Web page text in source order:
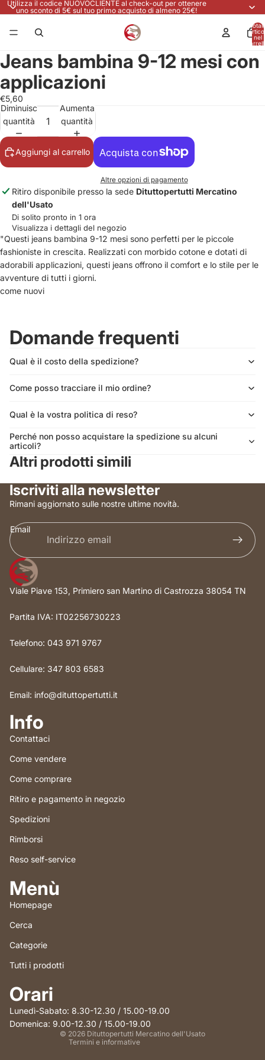
Utilizza il codice NUOVOCLIENTE al check-out per ottenere
uno sconto di 5€ sul tuo primo acquisto di almeno 25€!
nel
Jeans bambina 9-12 mesi con
applicazioni
€5,60
Diminuisci
quantità
Aumenta
quantità
Aggiungi al carrello
Altre opzioni di pagamento
Ritiro disponibile presso la sede Dituttopertutti Mercatino
dell'Usato
Di solito pronto in 1 ora
Visualizza i dettagli del negozio
"Questi jeans bambina 9-12 mesi sono perfetti per le piccole
fashioniste in crescita. Realizzati con morbido cotone e dotati di
adorabili applicazioni, questi jeans offrono il comfort e lo stile per le
avventure di tutti i giorni.
come nuovi
Domande frequenti
Qual è il costo della spedizione?
Come posso tracciare il mio ordine?
Qual è la vostra politica di reso?
Perché non posso acquistare la spedizione su alcuni
articoli?
Altri prodotti simili
Iscriviti alla newsletter
Rimani aggiornato sulle nostre ultime novità.
Email
Viale Piave 153, Primiero san Martino di Castrozza 38054 TN
Partita IVA: IT02256730223
Telefono: 043 971 9767
Cellulare: 347 803 6583
Email: info@dituttopertutti.it
Info
Contattaci
Come vendere
Come comprare
Ritiro e pagamento in negozio
Spedizioni
Rimborsi
Reso self-service
Menù
Homepage
Cerca
Categorie
Tutti i prodotti
Orari
Lunedì-Sabato: 8.30-12.30 / 15.00-19.00
Domenica: 9.00-12.30 / 15.00-19.00
© 2026 Dituttopertutti Mercatino dell'Usato
Termini e informative
Informativa sui rimborsi
Informativa sulla privacy
Termini e condizioni del servizio
Informativa sulle spedizioni